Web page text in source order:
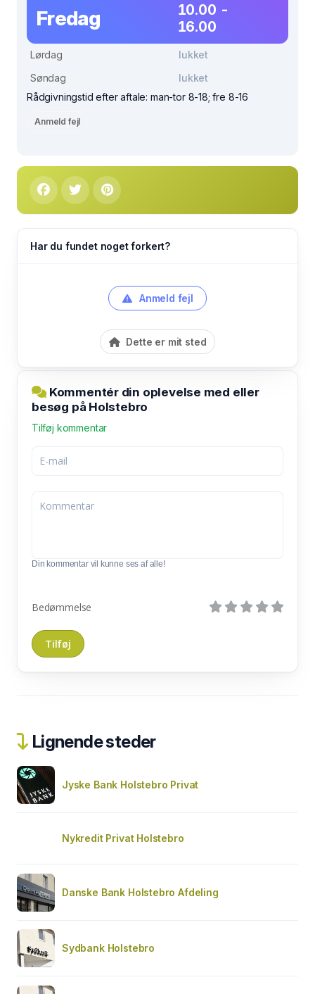
Fredag
10.00 -
16.00
Lørdag
lukket
Søndag
lukket
Rådgivningstid efter aftale: man-tor 8-18; fre 8-16
Anmeld fejl
Har du fundet noget forkert?
Anmeld fejl
Dette er mit sted
Kommentér din oplevelse med eller
besøg på Holstebro
Tilføj kommentar
Din kommentar vil kunne ses af alle!
Bedømmelse
Lignende steder
Jyske Bank Holstebro Privat
Nykredit Privat Holstebro
Danske Bank Holstebro Afdeling
Sydbank Holstebro